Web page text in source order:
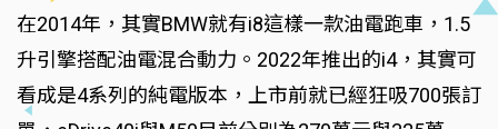
在2014年，其實BMW就有i8這樣一款油電跑車，1.5
升引擎搭配油電混合動力。2022年推出的i4，其實可
看成是4系列的純電版本，上市前就已經狂吸700張訂